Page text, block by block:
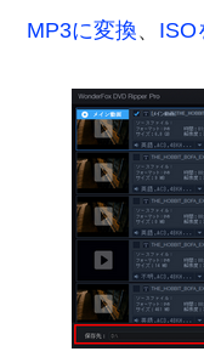
MP3に変換、 ISO